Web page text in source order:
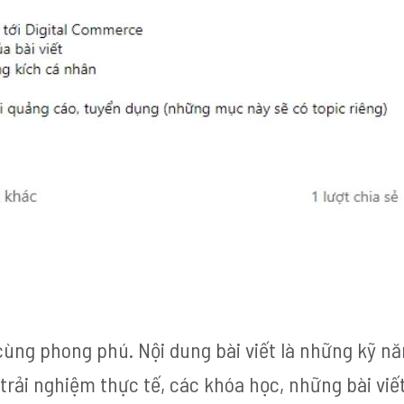
phong phú. Nội dung bài viết là những kỹ
nghiệm thực tế, các khóa học, những bài